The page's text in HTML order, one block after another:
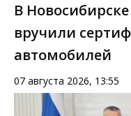
В
вручили
автомобилей
07 августа 2026, 13:55